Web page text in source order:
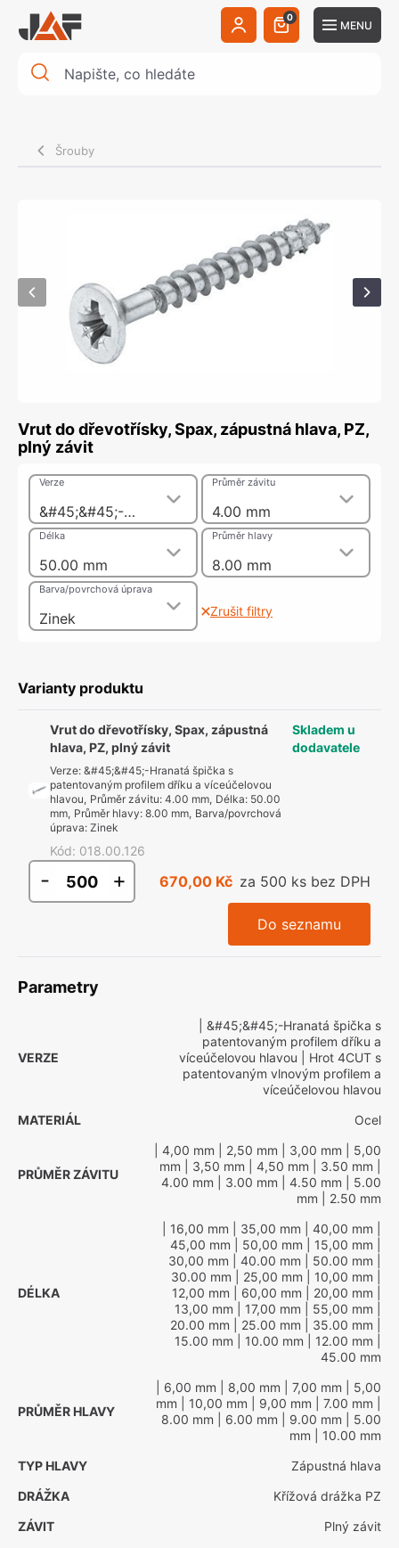
0
MENU
Šrouby
Vrut do dřevotřísky, Spax, zápustná hlava, PZ,
plný závit
&#45;&#45;-Hranatá špička s patentovaným profilem dříku a víceúčelovou hlavou
Verze
4.00 mm
Průměr závitu
50.00 mm
Délka
8.00 mm
Průměr hlavy
Zinek
Barva/povrchová úprava
Zrušit filtry
Varianty produktu
Vrut do dřevotřísky, Spax, zápustná
hlava, PZ, plný závit
Verze: &#45;&#45;-Hranatá špička s
patentovaným profilem dříku a víceúčelovou
hlavou, Průměr závitu: 4.00 mm, Délka: 50.00
mm, Průměr hlavy: 8.00 mm, Barva/povrchová
úprava: Zinek
Kód: 018.00.126
Skladem u
dodavatele
- + 670,00 Kč za 500 ks bez DPH
Do seznamu
Parametry
VERZE
| &#45;&#45;-Hranatá špička s
patentovaným profilem dříku a
víceúčelovou hlavou | Hrot 4CUT s
patentovaným vlnovým profilem a
víceúčelovou hlavou
MATERIÁL
Ocel
PRŮMĚR ZÁVITU
| 4,00 mm | 2,50 mm | 3,00 mm | 5,00
mm | 3,50 mm | 4,50 mm | 3.50 mm
4.00 mm | 3.00 mm | 4.50 mm | 5.00
mm | 2.50 mm
DÉLKA
| 16,00 mm | 35,00 mm | 40,00 mm
45,00 mm | 50,00 mm | 15,00 mm
30,00 mm | 40.00 mm | 50.00 mm
30.00 mm | 25,00 mm | 10,00 mm
12,00 mm | 60,00 mm | 20,00 mm
13,00 mm | 17,00 mm | 55,00 mm
20.00 mm | 25.00 mm | 35.00 mm
15.00 mm | 10.00 mm | 12.00 mm
45.00 mm
PRŮMĚR HLAVY
| 6,00 mm | 8,00 mm | 7,00 mm | 5,00
mm | 10,00 mm | 9,00 mm | 7.00 mm
8.00 mm | 6.00 mm | 9.00 mm | 5.00
mm | 10.00 mm
TYP HLAVY
Zápustná hlava
DRÁŽKA
Křížová drážka PZ
ZÁVIT
Plný závit